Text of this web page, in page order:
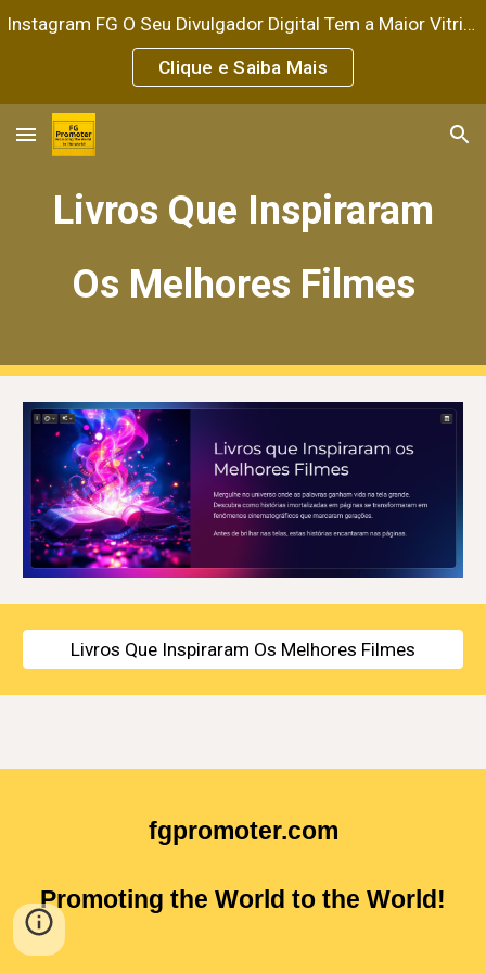
Skip to main content
Instagram FG O Seu Divulgador Digital Tem a Maior Vitrine do Comércio Virtual.
Clique e Saiba Mais
Livros Que Inspiraram
Os Melhores Filmes
Livros Que Inspiraram Os Melhores Filmes
fgpromoter.com
Promoting the World to the World!